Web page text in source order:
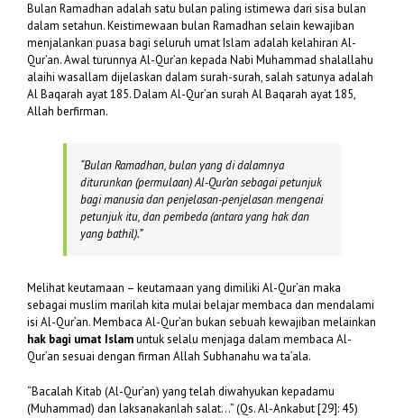
Bulan Ramadhan adalah satu bulan paling istimewa dari sisa bulan
dalam setahun. Keistimewaan bulan Ramadhan selain kewajiban
menjalankan puasa bagi seluruh umat Islam adalah kelahiran Al-
Qur’an. Awal turunnya Al-Qur’an kepada Nabi Muhammad shalallahu
alaihi wasallam dijelaskan dalam surah-surah, salah satunya adalah
Al Baqarah ayat 185. Dalam Al-Qur’an surah Al Baqarah ayat 185,
Allah berfirman.
“Bulan Ramadhan, bulan yang di dalamnya
diturunkan (permulaan) Al-Qur’an sebagai petunjuk
bagi manusia dan penjelasan-penjelasan mengenai
petunjuk itu, dan pembeda (antara yang hak dan
yang bathil).”
Melihat keutamaan – keutamaan yang dimiliki Al-Qur’an maka
sebagai muslim marilah kita mulai belajar membaca dan mendalami
isi Al-Qur’an. Membaca Al-Qur’an bukan sebuah kewajiban melainkan
hak bagi umat Islamuntuk selalu menjaga dalam membaca Al-
Qur’an sesuai dengan firman Allah Subhanahu wa ta’ala.
“Bacalah Kitab (Al-Qur’an) yang telah diwahyukan kepadamu
(Muhammad) dan laksanakanlah salat…” (Qs. Al-Ankabut [29]: 45)